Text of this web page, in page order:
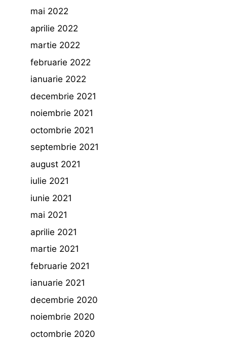
mai 2022
aprilie 2022
martie 2022
februarie 2022
ianuarie 2022
decembrie 2021
noiembrie 2021
octombrie 2021
septembrie 2021
august 2021
iulie 2021
iunie 2021
mai 2021
aprilie 2021
martie 2021
februarie 2021
ianuarie 2021
decembrie 2020
noiembrie 2020
octombrie 2020